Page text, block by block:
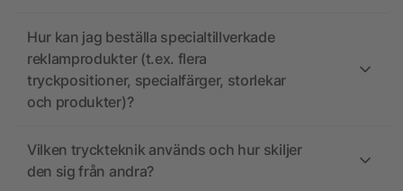
Hur kan jag beställa specialtillverkade
reklamprodukter (t.ex. flera
tryckpositioner, specialfärger, storlekar
och produkter)?
Vilken tryckteknik används och hur skiljer
den sig från andra?